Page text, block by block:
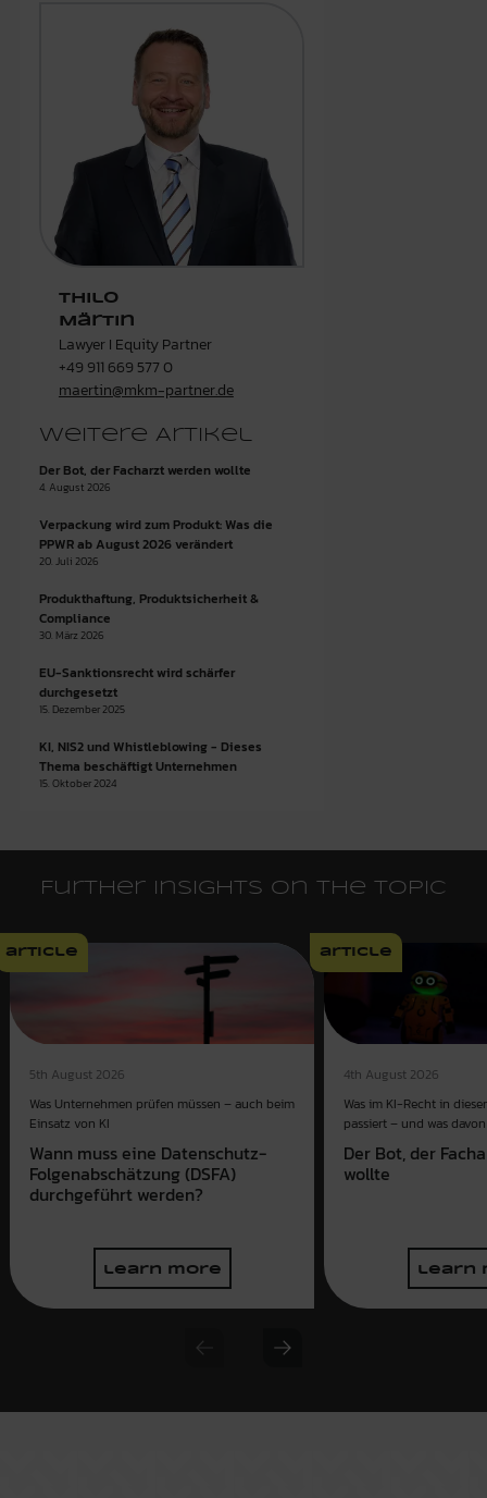
Thilo
Märtin
Lawyer I Equity Partner
+49 911 669 577 0
maertin@mkm-partner.de
Weitere Artikel
Der Bot, der Facharzt werden wollte
4. August 2026
Verpackung wird zum Produkt: Was die
PPWR ab August 2026 verändert
20. Juli 2026
Produkthaftung, Produktsicherheit &
Compliance
30. März 2026
EU-Sanktionsrecht wird schärfer
durchgesetzt
15. Dezember 2025
KI, NIS2 und Whistleblowing - Dieses
Thema beschäftigt Unternehmen
15. Oktober 2024
Further insights on the topic
article
5th August 2026
Was Unternehmen prüfen müssen – auch beim
Einsatz von KI
Wann muss eine Datenschutz-
Folgenabschätzung (DSFA)
durchgeführt werden?
learn more
article
4th August 2026
Was im KI-Recht in
passiert – und was
Der Bot, der
wollte
learn
Previous slide
Next slide